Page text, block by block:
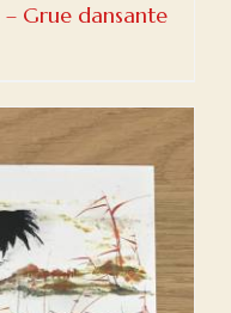
Grue dansante